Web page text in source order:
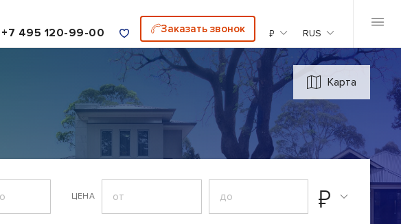
+7 495 120-99-00 Заказать звонок ₽ RUS
Карта
ЦЕНА ₽